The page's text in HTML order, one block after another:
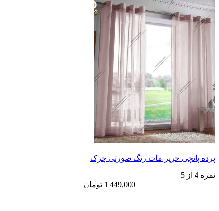
پرده پانچی حریر مات رنگ صورتی چرک
نمره4 از 5
1,449,000 تومان